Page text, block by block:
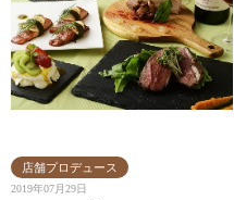
2019年07月29日